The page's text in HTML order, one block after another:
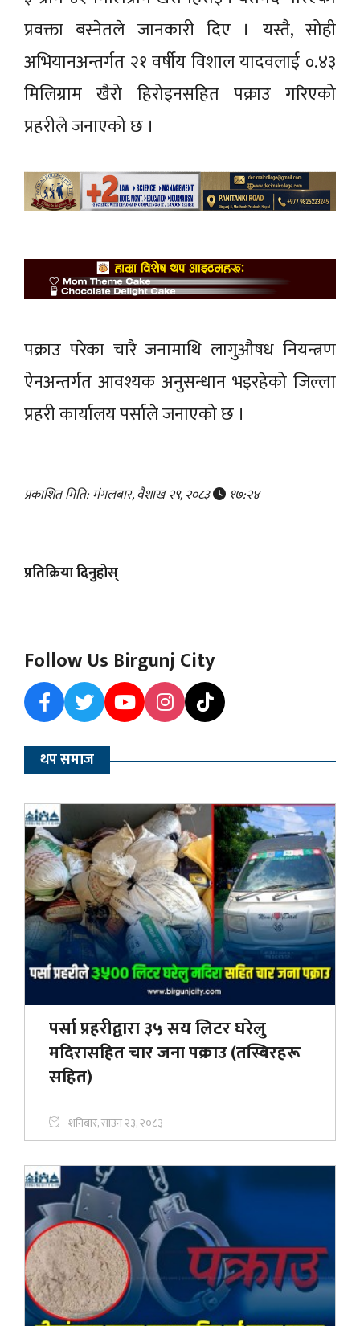
प्रवक्ता बस्नेतले जानकारी दिए । यस्तै, सोही
अभियानअन्तर्गत २१ वर्षीय विशाल यादवलाई ०.४३
मिलिग्राम खैरो हिरोइनसहित पक्राउ गरिएको
प्रहरीले जनाएको छ ।
पक्राउ परेका चारै जनामाथि लागुऔषध नियन्त्रण
ऐनअन्तर्गत आवश्यक अनुसन्धान भइरहेको जिल्ला
प्रहरी कार्यालय पर्साले जनाएको छ ।
प्रकाशित मिति: मंगलबार, वैशाख २९, २०८३ १७:२४
प्रतिक्रिया दिनुहोस्
Follow Us Birgunj City
थप समाज
पर्सा प्रहरीद्वारा ३५ सय लिटर घरेलु
मदिरासहित चार जना पक्राउ (तस्बिरहरू
सहित)
शनिबार, साउन २३, २०८३